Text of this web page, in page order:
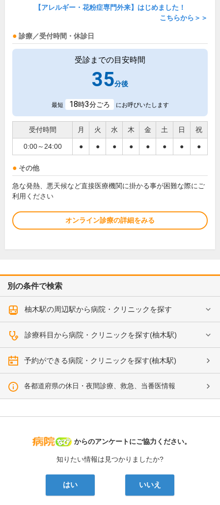
【アレルギー・花粉症専門外来】はじめました！
こちらから＞＞
診療／受付時間・休診日
受診までの目安時間
35分後
最短 18時3分ごろ にお呼びいたします
受付時間 月 火 水 木 金 土 日 祝
0:00～24:00 ● ● ● ● ● ● ● ●
その他
急な発熱、悪天候など直接医療機関に掛かる事が困難な際にご
利用ください
オンライン診療の詳細をみる
別の条件で検索
柚木駅の周辺駅から病院・クリニックを探す
診療科目から病院・クリニックを探す(柚木駅)
予約ができる病院・クリニックを探す(柚木駅)
各都道府県の休日・夜間診療、救急、当番医情報
病院なび
からのアンケートにご協力ください。
知りたい情報は見つかりましたか?
はい いいえ